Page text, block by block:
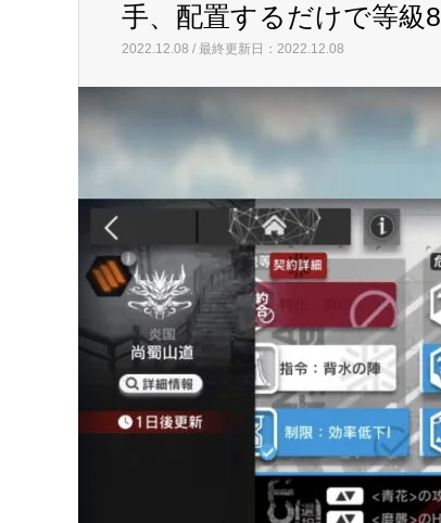
手、配置するだけで等級
2022.12.08 / 最終更新日：2022.12.08